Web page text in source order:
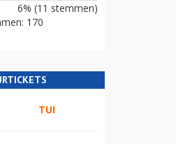
6% (11 stemmen)
170
TUI